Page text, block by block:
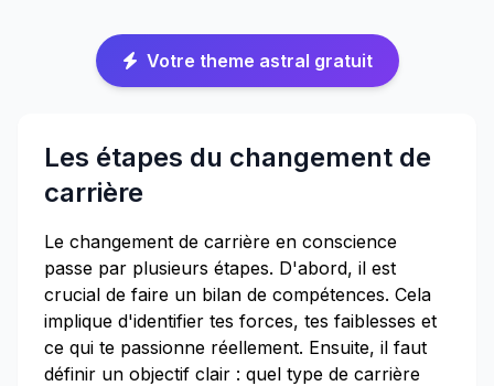
Votre theme astral gratuit
Les étapes du changement de
carrière
Le changement de carrière en conscience
passe par plusieurs étapes. D'abord, il est
crucial de faire un bilan de compétences. Cela
implique d'identifier tes forces, tes faiblesses et
ce qui te passionne réellement. Ensuite, il faut
définir un objectif clair : quel type de carrière